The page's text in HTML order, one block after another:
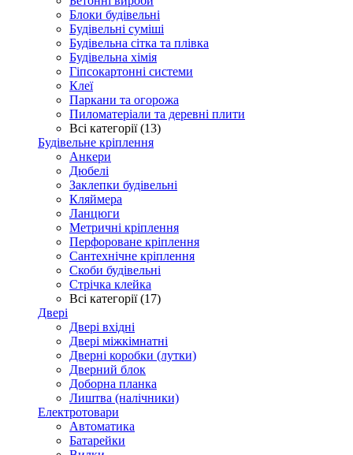
Блоки будівельні
Будівельні суміші
Будівельна сітка та плівка
Будівельна хімія
Гіпсокартонні системи
Клеї
Паркани та огорожа
Пиломатеріали та деревні плити
Всі категорії (13)
Будівельне кріплення
Анкери
Дюбелі
Заклепки будівельні
Кляймера
Ланцюги
Метричні кріплення
Перфороване кріплення
Сантехнічне кріплення
Скоби будівельні
Стрічка клейка
Всі категорії (17)
Двері
Двері вхідні
Двері міжкімнатні
Дверні коробки (лутки)
Дверний блок
Доборна планка
Лиштва (налічники)
Електротовари
Автоматика
Батарейки